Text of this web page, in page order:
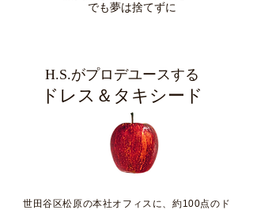
でも夢は捨てずに
H.S.がプロデユースする
ドレス＆タキシード
世田谷区松原の本社オフィスに、約100点のド